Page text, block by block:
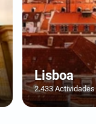
Lisboa
2.433 Actividades